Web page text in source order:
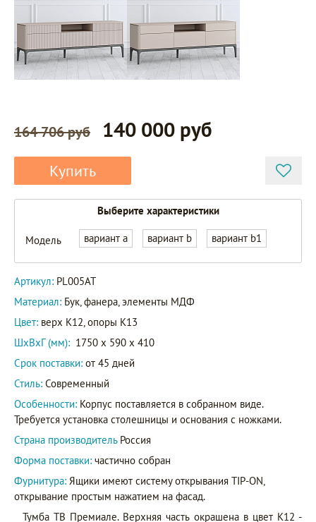
164 706 руб 140 000 руб
Купить
Выберите характеристики
Модель вариант a вариант b вариант b1
Артикул: PL005AT
Материал: Бук, фанера, элементы МДФ
Цвет: верх K12, опоры K13
ШxВxГ (мм): 1750 x 590 x 410
Срок поставки: от 45 дней
Стиль: Современный
Особенности: Корпус поставляется в собранном виде.
Требуется установка столешницы и основания с ножками.
Страна производитель Россия
Форма поставки: частично собран
Фурнитура: Ящики имеют систему открывания TIP-ON,
открывание простым нажатием на фасад.
Тумба ТВ Премиале. Верхняя часть окрашена в цвет K12 -